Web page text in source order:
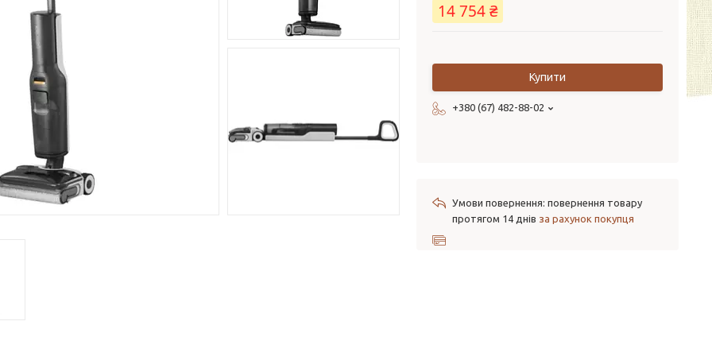
14 754 ₴
Купити
+380 (67) 482-88-02
повернення товару
протягом 14 днів за рахунок покупця